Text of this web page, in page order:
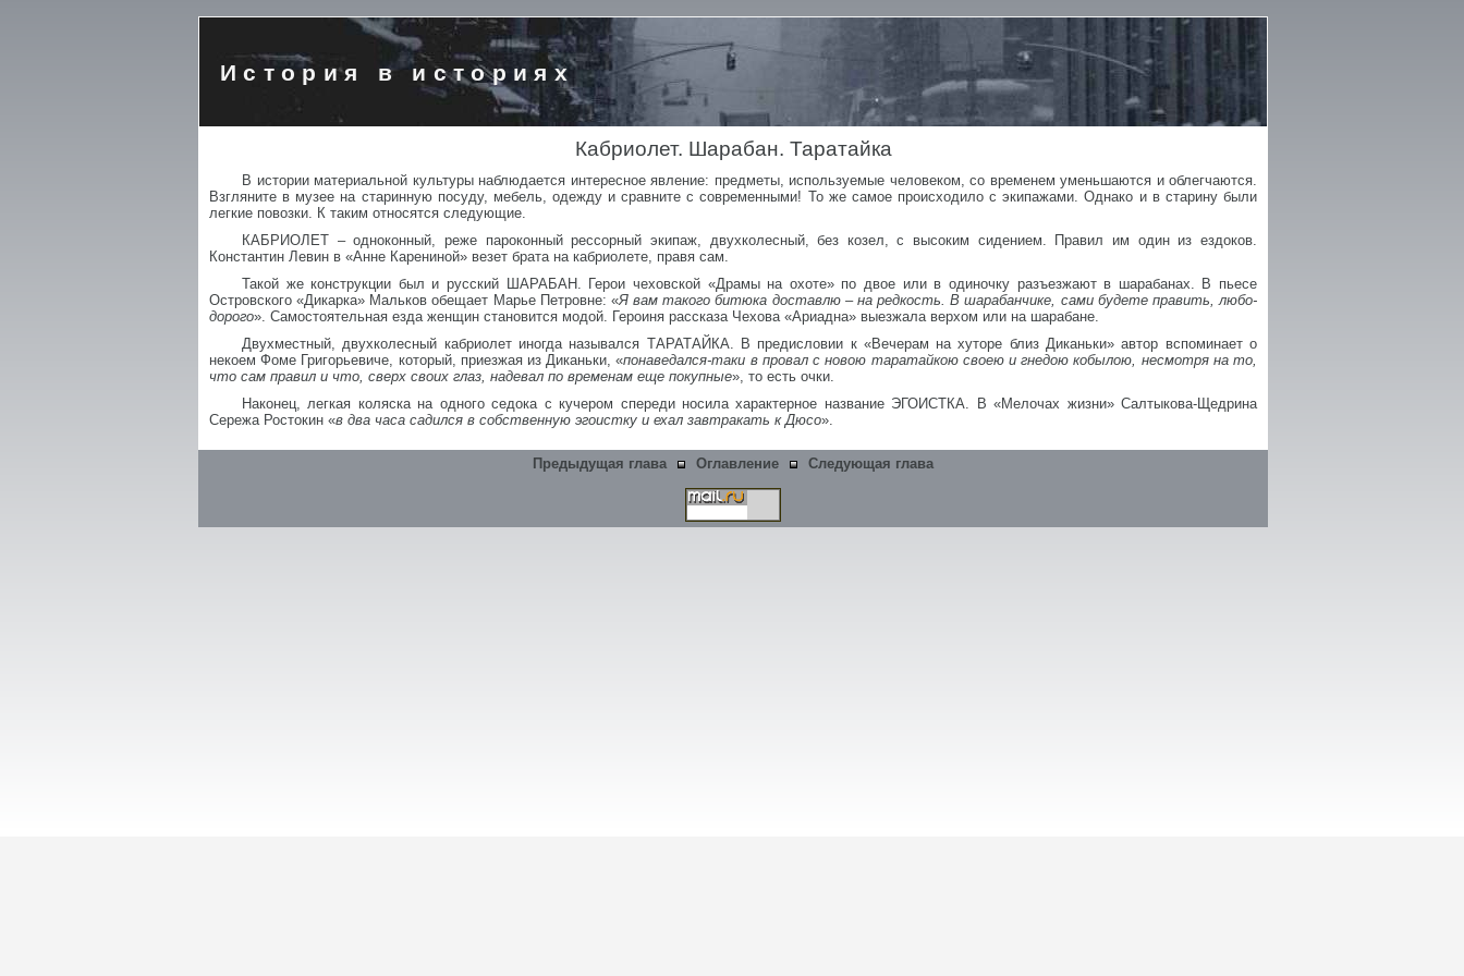
История в историях
Кабриолет. Шарабан. Таратайка
В истории материальной культуры наблюдается интересное явление: предметы, используемые человеком, со временем уменьшаются и облегчаются.
Взгляните в музее на старинную посуду, мебель, одежду и сравните с современными! То же самое происходило с экипажами. Однако и в старину были
легкие повозки. К таким относятся следующие.
КАБРИОЛЕТ – одноконный, реже пароконный рессорный экипаж, двухколесный, без козел, с высоким сидением. Правил им один из ездоков.
Константин Левин в «Анне Карениной» везет брата на кабриолете, правя сам.
Такой же конструкции был и русский ШАРАБАН. Герои чеховской «Драмы на охоте» по двое или в одиночку разъезжают в шарабанах. В пьесе
Островского «Дикарка» Мальков обещает Марье Петровне: «Я вам такого битюка доставлю – на редкость. В шарабанчике, сами будете править, любо-
дорого». Самостоятельная езда женщин становится модой. Героиня рассказа Чехова «Ариадна» выезжала верхом или на шарабане.
Двухместный, двухколесный кабриолет иногда назывался ТАРАТАЙКА. В предисловии к «Вечерам на хуторе близ Диканьки» автор вспоминает о
некоем Фоме Григорьевиче, который, приезжая из Диканьки, «понаведался-таки в провал с новою таратайкою своею и гнедою кобылою, несмотря на то,
что сам правил и что, сверх своих глаз, надевал по временам еще покупные», то есть очки.
Наконец, легкая коляска на одного седока с кучером спереди носила характерное название ЭГОИСТКА. В «Мелочах жизни» Салтыкова-Щедрина
Сережа Ростокин «в два часа садился в собственную эгоистку и ехал завтракать к Дюсо».
Предыдущая глава Оглавление Следующая глава